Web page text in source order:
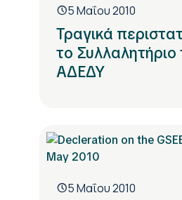
5 Μαΐου 2010
Τραγικά
το Συλλαλητήριο
ΑΔΕΔΥ
5 Μαΐου 2010